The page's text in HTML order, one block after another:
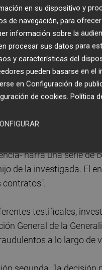
personal del IVAM a
lugares del
la Audiencia
artística de su hijo,
servicios o
ejecutaban los
correspondientes
narra una serie de
de la investigada. El
contratos".
testificales,
General de la
a lo largo de
en su dispositivo y
de navegación, para
información sobre la
procesar sus datos para
y características del
pueden basarse en el
en Configuración de
de cookies. Política